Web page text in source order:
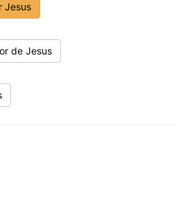
Jesus
de Jesus